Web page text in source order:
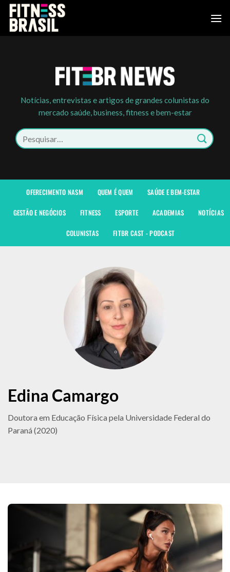
Skip
content
Notícias, entrevistas e artigos de grandes colunistas do
mercado saúde, business, fitness e bem-estar
Pesquisar
por:
OFERECIMENTO NASM QUEM É QUEM SAÚDE E BEM-ESTAR
GESTÃO E NEGÓCIOS FITNESS ESPORTE ACADEMIAS NOTÍCIAS
COLUNISTAS FITBR CAST - PODCAST
Edina Camargo
Doutora em Educação Física pela Universidade Federal do
Paraná (2020)